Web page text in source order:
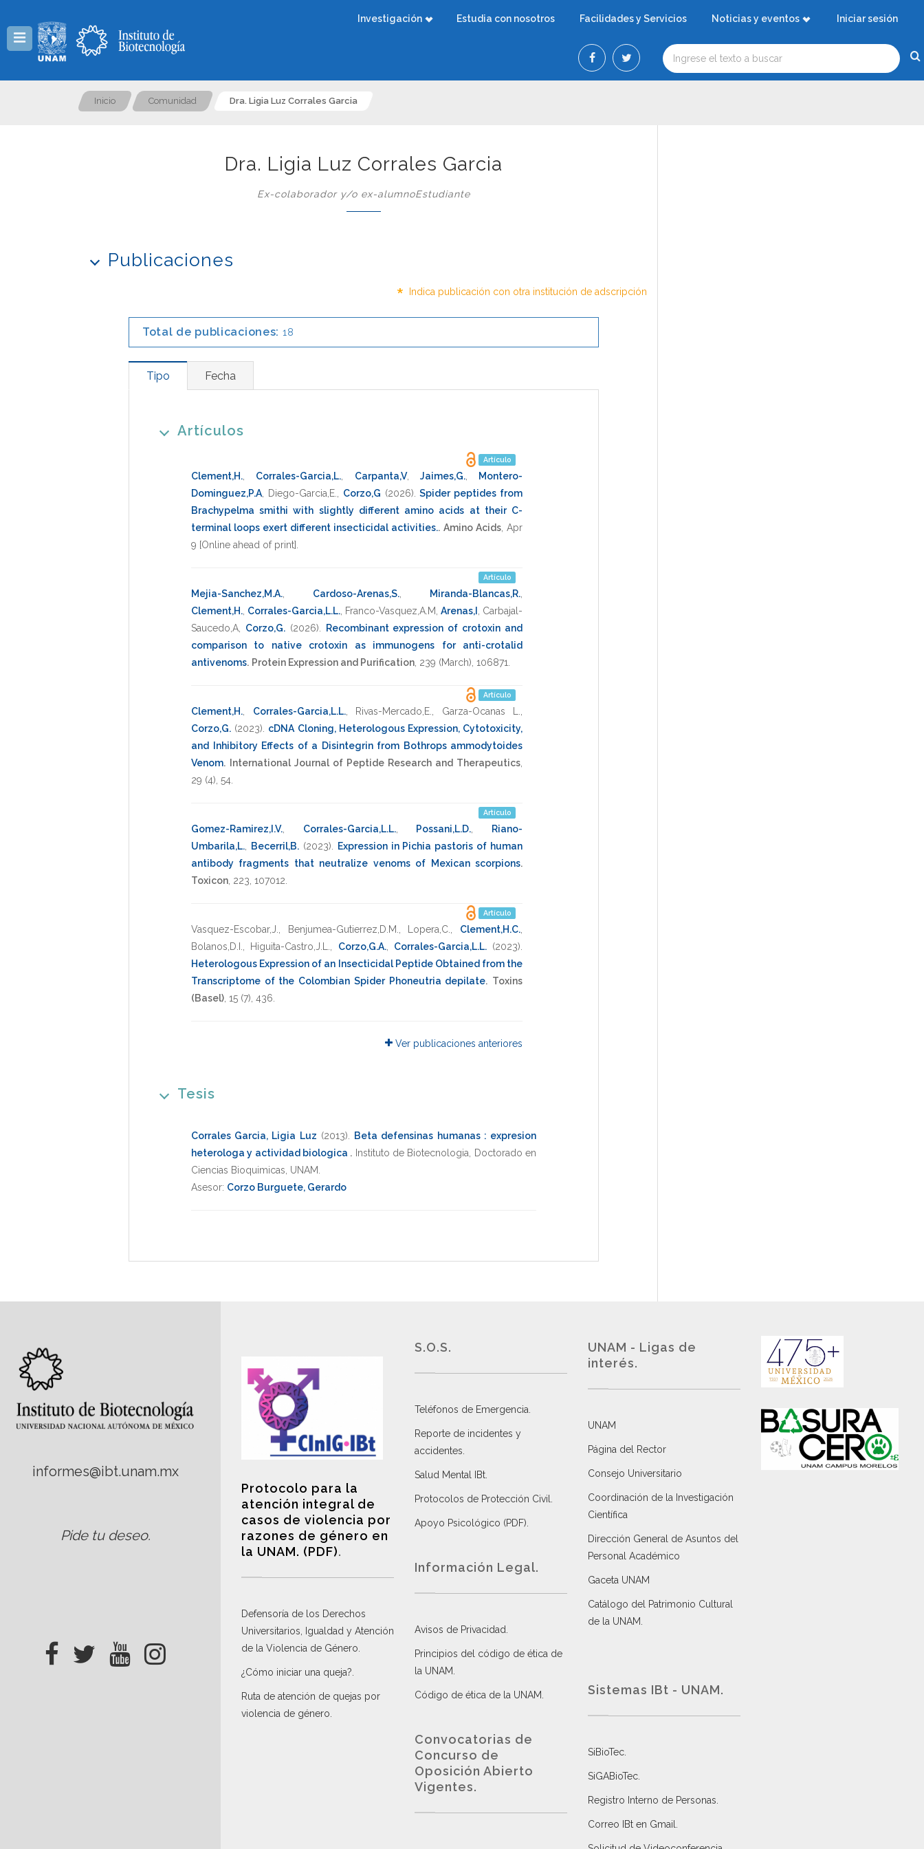
Investigación Estudia con nosotros Facilidades y Servicios Noticias y eventos Iniciar sesión
Inicio Comunidad Dra. Ligia Luz Corrales Garcia
Dra. Ligia Luz Corrales Garcia
Ex-colaborador y/o ex-alumnoEstudiante
Publicaciones
* Indica publicación con otra institución de adscripción
Total de publicaciones: 18
Tipo Fecha
Artículos
Artículo
Clement,H. Corrales-Garcia,L. Carpanta,V, Jaimes,G.,
Montero-
Dominguez,P.A
Diego-Garcia,E. Corzo,G (2026) .Spider peptides from
Brachypelma smithi with slightly different amino acids at their C-
terminal loops exert different insecticidal activities.. Amino Acids Apr
9 [Online ahead of print]
Artículo
Mejia-Sanchez,M.A. Cardoso-Arenas,S. Miranda-Blancas,R.
Clement,H. Corrales-Garcia,L.L. Franco-Vasquez,A.M Arenas,I
Carbajal-
Saucedo,A
Corzo,G. (2026)
Recombinant expression of crotoxin and
comparison to native crotoxin as immunogens for anti-crotalid
antivenoms. Protein Expression and Purification 239 (March), 106871
Artículo
Clement,H. Corrales-Garcia,L.L., Rivas-Mercado,E. Garza-Ocanas L.
Corzo,G. (2023)
cDNA Cloning, Heterologous Expression, Cytotoxicity,
and Inhibitory Effects of a Disintegrin from Bothrops ammodytoides
Venom. International Journal of Peptide Research and Therapeutics
29 (4), 54
Artículo
Gomez-Ramirez,I.V. Corrales-Garcia,L.L., Possani,L.D.
Riano-
Umbarila,L.
Becerril,B. (2023)
Expression in Pichia pastoris of human
antibody fragments that neutralize venoms of Mexican scorpions.
Toxicon 223 107012
Artículo
Vasquez-Escobar,J. Benjumea-Gutierrez,D.M. Lopera,C. Clement,H.C.
Bolanos,D.I.
Higuita-Castro,J.L. Corzo,G.A., Corrales-Garcia,L.L. (2023)
Heterologous Expression of an Insecticidal Peptide Obtained from the
Transcriptome of the Colombian Spider Phoneutria depilate. Toxins
(Basel) 15 (7), 436
Ver publicaciones anteriores
Tesis
Corrales Garcia, Ligia Luz (2013)
Beta defensinas humanas : expresion
heterologa y actividad biologica . Instituto de Biotecnologia
Doctorado en
Ciencias Bioquimicas UNAM
Asesor: Corzo Burguete, Gerardo
informes@ibt.unam.mx
Pide tu deseo.
Protocolo para la
atención integral de
casos de violencia por
razones de género en
la UNAM. (PDF).
Defensoría de los Derechos
Universitarios, Igualdad y Atención
de la Violencia de Género
¿Cómo iniciar una queja?
Ruta de atención de quejas por
violencia de género
S.O.S.
Teléfonos de Emergencia.
Reporte de incidentes y
accidentes
Salud Mental IBt
Protocolos de Protección Civil
Apoyo Psicológico (PDF)
Información Legal.
Avisos de Privacidad
Principios del código de ética de
la UNAM
Código de ética de la UNAM
Convocatorias de
Concurso de
Oposición Abierto
Vigentes.
UNAM - Ligas de
interés.
UNAM
Página del Rector
Consejo Universitario
Coordinación de la Investigación
Científica
Dirección General de Asuntos del
Personal Académico
Gaceta UNAM
Catálogo del Patrimonio Cultural
de la UNAM.
Sistemas IBt - UNAM.
SiBioTec
SiGABioTec.
Registro Interno de Personas
Correo IBt en Gmail